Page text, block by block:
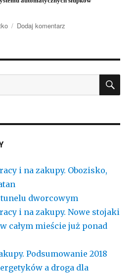
Dodaj komentarz
deptaku.
ich
i na zakupy. Obozisko,
dworcowym
i na zakupy. Nowe stojaki
całym mieście już ponad
Podsumowanie 2018
a droga dla